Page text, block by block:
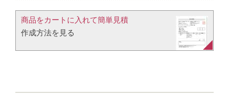
商品をカートに入れて簡単見積​
作成方法を見る​​